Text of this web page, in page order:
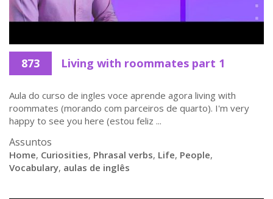
873 Living with roommates part 1
Aula do curso de ingles voce aprende agora living with
roommates (morando com parceiros de quarto). I'm very
happy to see you here (estou feliz ...
Assuntos
Home, Curiosities, Phrasal verbs, Life, People,
Vocabulary, aulas de inglês